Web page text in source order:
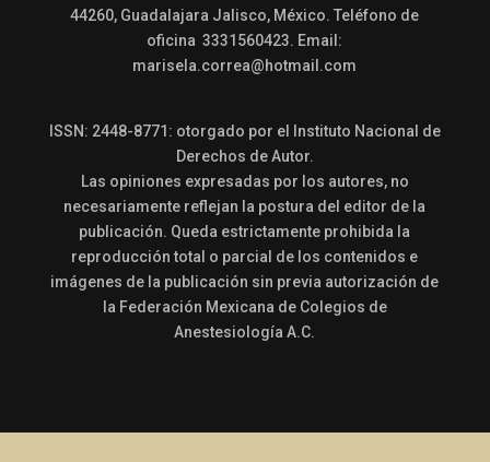
44260, Guadalajara Jalisco, México. Teléfono de
oficina 3331560423. Email:
marisela.correa@hotmail.com
ISSN: 2448-8771: otorgado por el Instituto Nacional de
Derechos de Autor.
Las opiniones expresadas por los autores, no
necesariamente reflejan la postura del editor de la
publicación. Queda estrictamente prohibida la
reproducción total o parcial de los contenidos e
imágenes de la publicación sin previa autorización de
la Federación Mexicana de Colegios de
Anestesiología A.C.